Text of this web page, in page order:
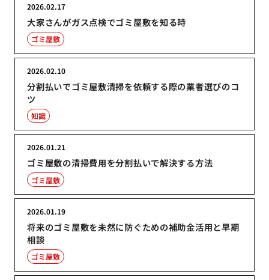
大家さんがガス点検でゴミ屋敷を知る時
2026.02.17
ゴミ屋敷
分割払いでゴミ屋敷清掃を依頼する際の業者選びのコ
ツ
2026.02.10
知識
ゴミ屋敷の清掃費用を分割払いで解決する方法
2026.01.21
ゴミ屋敷
将来のゴミ屋敷を未然に防ぐための補助金活用と早期
相談
2026.01.19
ゴミ屋敷